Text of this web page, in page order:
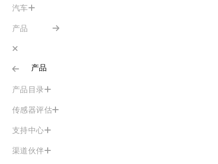
汽车
产品
产品
产品目录
传感器评估
支持中心
渠道伙伴